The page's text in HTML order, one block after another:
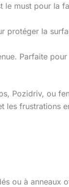
le must pour la
protéger la
Parfaite pour
Pozidriv, ou
les frustrations
ou à anneaux